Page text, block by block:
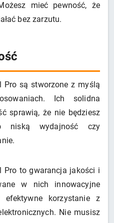
mieć pewność, że
bez zarzutu.
Pro są stworzone z myślą
Ich solidna
sprawią, że nie będziesz
niską wydajność czy
Pro to gwarancja jakości i
w nich innowacyjne
korzystanie z
Nie musisz